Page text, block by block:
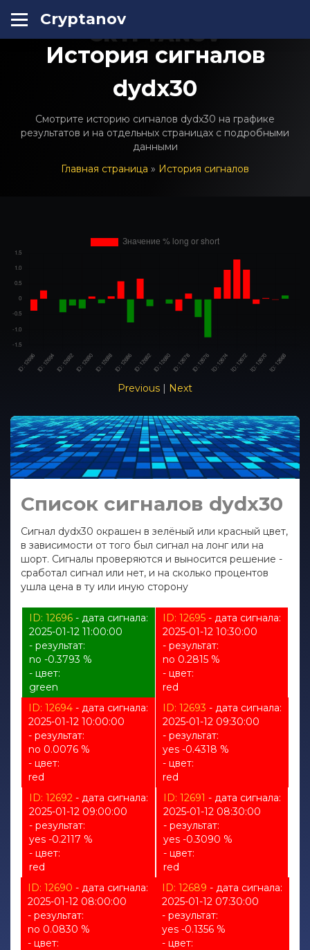
Cryptanov
CRYPTANOV
История сигналов
dydx30
Смотрите историю сигналов dydx30 на графике
результатов и на отдельных страницах с подробными
данными
Главная страница » История сигналов
Previous | Next
Список сигналов dydx30
Сигнал dydx30 окрашен в зелёный или красный цвет,
в зависимости от того был сигнал на лонг или на
шорт. Сигналы проверяются и выносится решение -
сработал сигнал или нет, и на сколько процентов
ушла цена в ту или иную сторону
ID: 12696- дата сигнала:
2025-01-12 11:00:00
- результат:
no -0.3793 %
- цвет:
green
ID: 12695 - дата сигнала:
2025-01-12 10:30:00
- результат:
no 0.2815 %
- цвет:
red
ID: 12694 - дата сигнала:
2025-01-12 10:00:00
- результат:
no 0.0076 %
- цвет:
red
ID: 12693 - дата сигнала:
2025-01-12 09:30:00
- результат:
yes -0.4318 %
- цвет:
red
ID: 12692 - дата сигнала:
2025-01-12 09:00:00
- результат:
yes -0.2117 %
- цвет:
red
ID: 12691 - дата сигнала:
2025-01-12 08:30:00
- результат:
yes -0.3090 %
- цвет:
red
ID: 12690 - дата сигнала:
2025-01-12 08:00:00
- результат:
no 0.0830 %
- цвет:
ID: 12689 - дата сигнала:
2025-01-12 07:30:00
- результат:
yes -0.1356 %
- цвет: